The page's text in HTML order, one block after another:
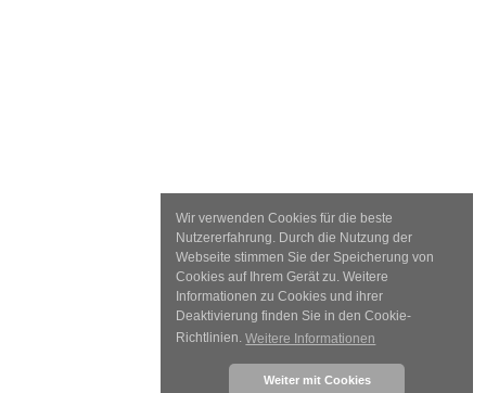
Wir verwenden Cookies für die beste
Nutzererfahrung. Durch die Nutzung der
Webseite stimmen Sie der Speicherung von
Cookies auf Ihrem Gerät zu. Weitere
Informationen zu Cookies und ihrer
Deaktivierung finden Sie in den Cookie-
Richtlinien.Weitere Informationen
Weiter mit Cookies